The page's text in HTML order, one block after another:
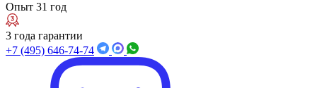
Опыт 31 год
3 года гарантии
+7 (495) 646-74-74